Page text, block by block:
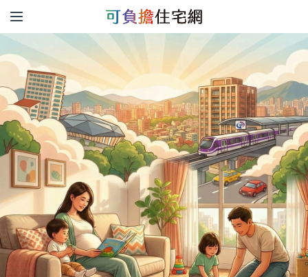
跳到主要內容區塊
回
首
頁
網
站
導
覽
桃
園
市
:::